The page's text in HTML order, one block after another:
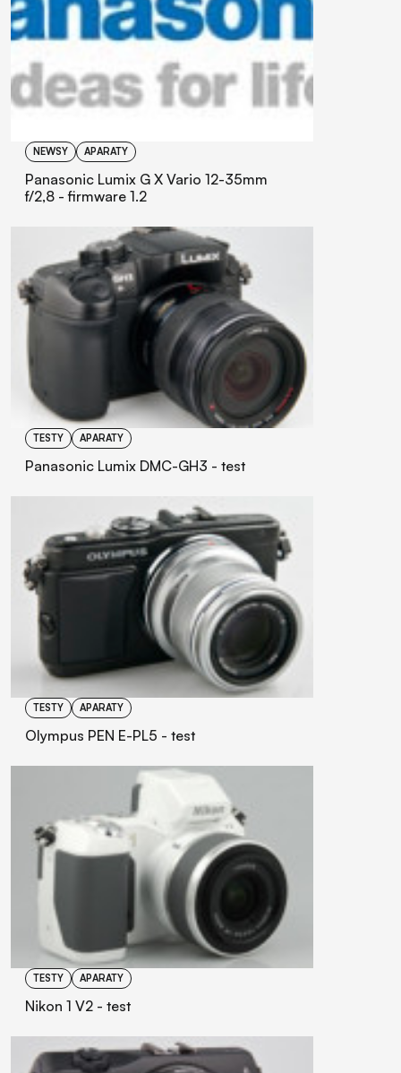
NEWSY APARATY
Panasonic Lumix G X Vario 12-35mm
f/2,8 - firmware 1.2
TESTY APARATY
Panasonic Lumix DMC-GH3 - test
TESTY APARATY
Olympus PEN E-PL5 - test
TESTY APARATY
Nikon 1 V2 - test